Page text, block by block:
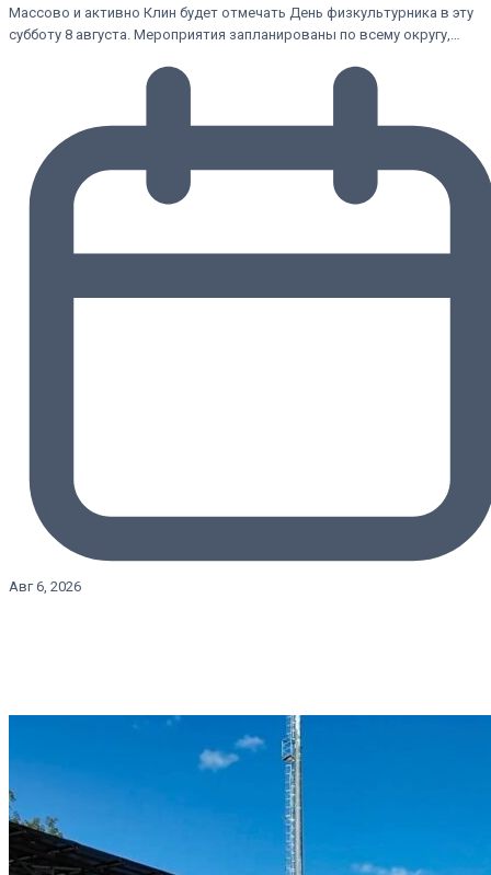
Массово и активно Клин будет отмечать День физкультурника в эту
субботу 8 августа. Мероприятия запланированы по всему округу,…
Авг 6, 2026